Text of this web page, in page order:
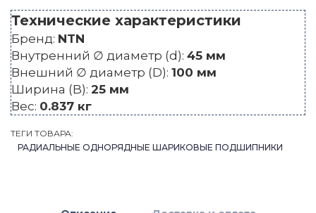
Технические характеристики
Бренд: NTN
Внутренний ∅ диаметр (d): 45 мм
Внешний ∅ диаметр (D): 100 мм
Ширина (B): 25 мм
Вес: 0.837 кг
ТЕГИ ТОВАРА:
РАДИАЛЬНЫЕ ОДНОРЯДНЫЕ ШАРИКОВЫЕ ПОДШИПНИКИ